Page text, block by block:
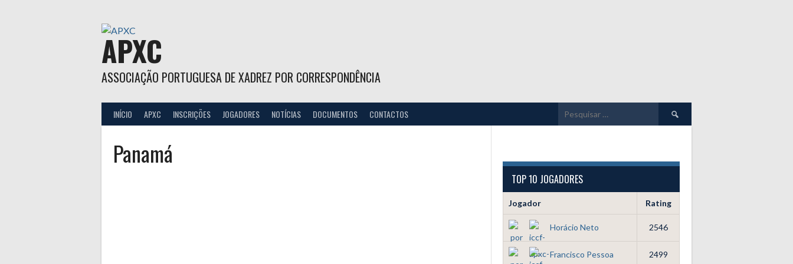
APXC
ASSOCIAÇÃO PORTUGUESA DE XADREZ POR CORRESPONDÊNCIA
INÍCIO APXC INSCRIÇÕES JOGADORES NOTÍCIAS DOCUMENTOS CONTACTOS
Pesquisar
por:
Panamá
TOP 10 JOGADORES
Jogador Rating
Horácio Neto 2546
Francisco Pessoa 2499